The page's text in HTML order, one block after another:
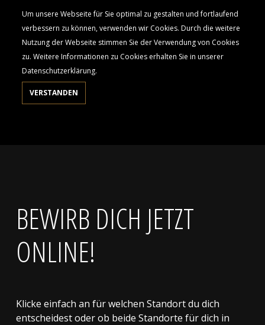
BEWIRB DICH JETZT
ONLINE!
Klicke einfach an für welchen Standort du dich
entscheidest oder ob beide Standorte für dich in
Um unsere Webseite für Sie optimal zu gestalten und fortlaufend
verbessern zu können, verwenden wir Cookies. Durch die weitere
Nutzung der Webseite stimmen Sie der Verwendung von Cookies
zu. Weitere Informationen zu Cookies erhalten Sie in unserer
Datenschutzerklärung.
VERSTANDEN